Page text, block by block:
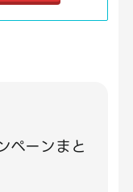
ペーンまと